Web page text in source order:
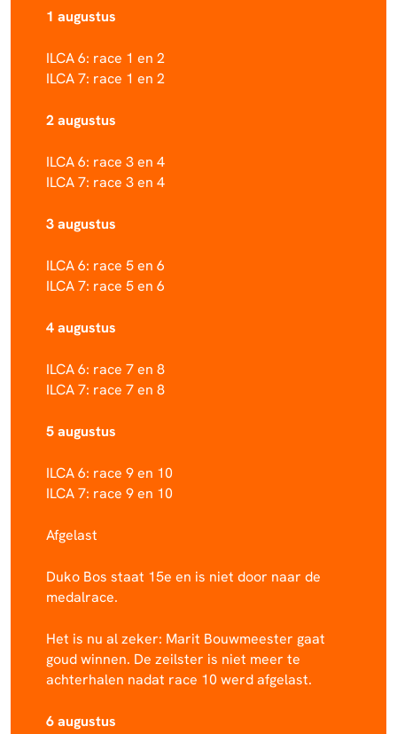
1 augustus
ILCA 6: race 1 en 2
ILCA 7: race 1 en 2
2 augustus
ILCA 6: race 3 en 4
ILCA 7: race 3 en 4
3 augustus
ILCA 6: race 5 en 6
ILCA 7: race 5 en 6
4 augustus
ILCA 6: race 7 en 8
ILCA 7: race 7 en 8
5 augustus
ILCA 6: race 9 en 10
ILCA 7: race 9 en 10
Afgelast
Duko Bos staat 15e en is niet door naar de
medalrace.
Het is nu al zeker: Marit Bouwmeester gaat
goud winnen. De zeilster is niet meer te
achterhalen nadat race 10 werd afgelast.
6 augustus